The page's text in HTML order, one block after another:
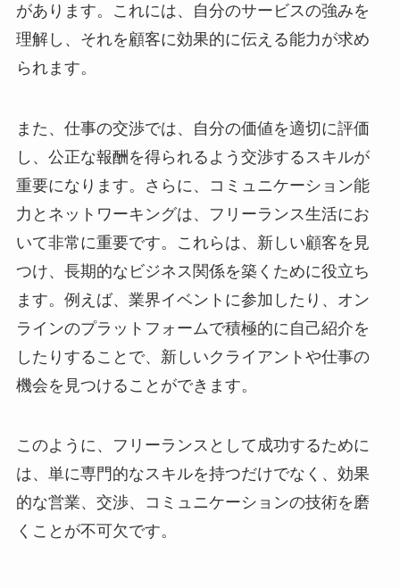
があります。これには、自分のサービスの強みを
理解し、それを顧客に効果的に伝える能力が求め
られます。
また、仕事の交渉では、自分の価値を適切に評価
し、公正な報酬を得られるよう交渉するスキルが
重要になります。さらに、コミュニケーション能
力とネットワーキングは、フリーランス生活にお
いて非常に重要です。これらは、新しい顧客を見
つけ、長期的なビジネス関係を築くために役立ち
ます。例えば、業界イベントに参加したり、オン
ラインのプラットフォームで積極的に自己紹介を
したりすることで、新しいクライアントや仕事の
機会を見つけることができます。
このように、フリーランスとして成功するために
は、単に専門的なスキルを持つだけでなく、効果
的な営業、交渉、コミュニケーションの技術を磨
くことが不可欠です。